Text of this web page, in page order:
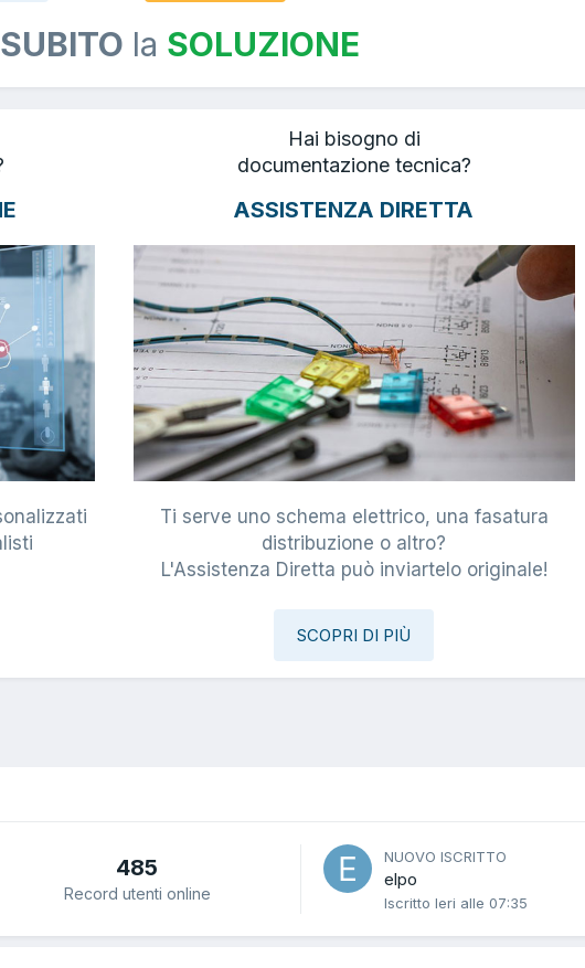
la SOLUZIONE
Hai bisogno di
documentazione tecnica?
ASSISTENZA DIRETTA
Ti serve uno schema elettrico, una fasatura
distribuzione o altro?
L'Assistenza Diretta può inviartelo originale!
SCOPRI DI PIÙ
485
Record utenti online
NUOVO ISCRITTO
elpo
Iscritto Ieri alle 07:35